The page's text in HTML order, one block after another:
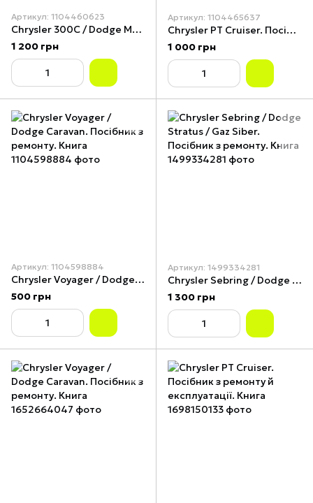
Артикул: 1104460623
Chrysler 300C / Dodge Magnum. Посібник з ремонту й експлуатації. Книга
1 200 грн
Артикул: 1104465637
Chrysler PT Cruiser. Посібник з ремонту й експлуатації. Книга
1 000 грн
Артикул: 1104598884
Chrysler Voyager / Dodge Caravan. Посібник з ремонту. Книга
500 грн
Артикул: 1499334281
Chrysler Sebring / Dodge Stratus / Gaz Siber. Посібник з ремонту. Книга
1 300 грн